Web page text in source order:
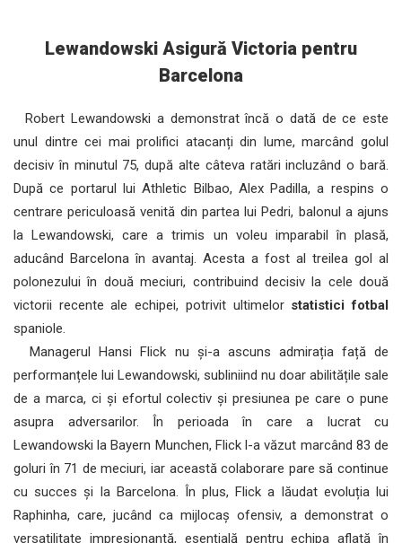
Lewandowski Asigură Victoria pentru
Barcelona
Robert Lewandowski a demonstrat încă o dată de ce este
unul dintre cei mai prolifici atacanți din lume, marcând golul
decisiv în minutul 75, după alte câteva ratări incluzând o bară.
După ce portarul lui Athletic Bilbao, Alex Padilla, a respins o
centrare periculoasă venită din partea lui Pedri, balonul a ajuns
la Lewandowski, care a trimis un voleu imparabil în plasă,
aducând Barcelona în avantaj. Acesta a fost al treilea gol al
polonezului în două meciuri, contribuind decisiv la cele două
victorii recente ale echipei, potrivit ultimelor statistici fotbal
spaniole.
Managerul Hansi Flick nu și-a ascuns admirația față de
performanțele lui Lewandowski, subliniind nu doar abilitățile sale
de a marca, ci și efortul colectiv și presiunea pe care o pune
asupra adversarilor. În perioada în care a lucrat cu
Lewandowski la Bayern Munchen, Flick l-a văzut marcând 83 de
goluri în 71 de meciuri, iar această colaborare pare să continue
cu succes și la Barcelona. În plus, Flick a lăudat evoluția lui
Raphinha, care, jucând ca mijlocaș ofensiv, a demonstrat o
versatilitate impresionantă, esențială pentru echipa aflată în